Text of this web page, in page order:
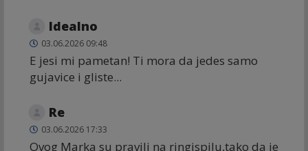
Idealno
03.06.2026 09:48
E jesi mi pametan! Ti mora da jedes samo
gujavice i gliste...
Re
03.06.2026 17:33
Ovog Marka su pravili na ringispilu,tako da je